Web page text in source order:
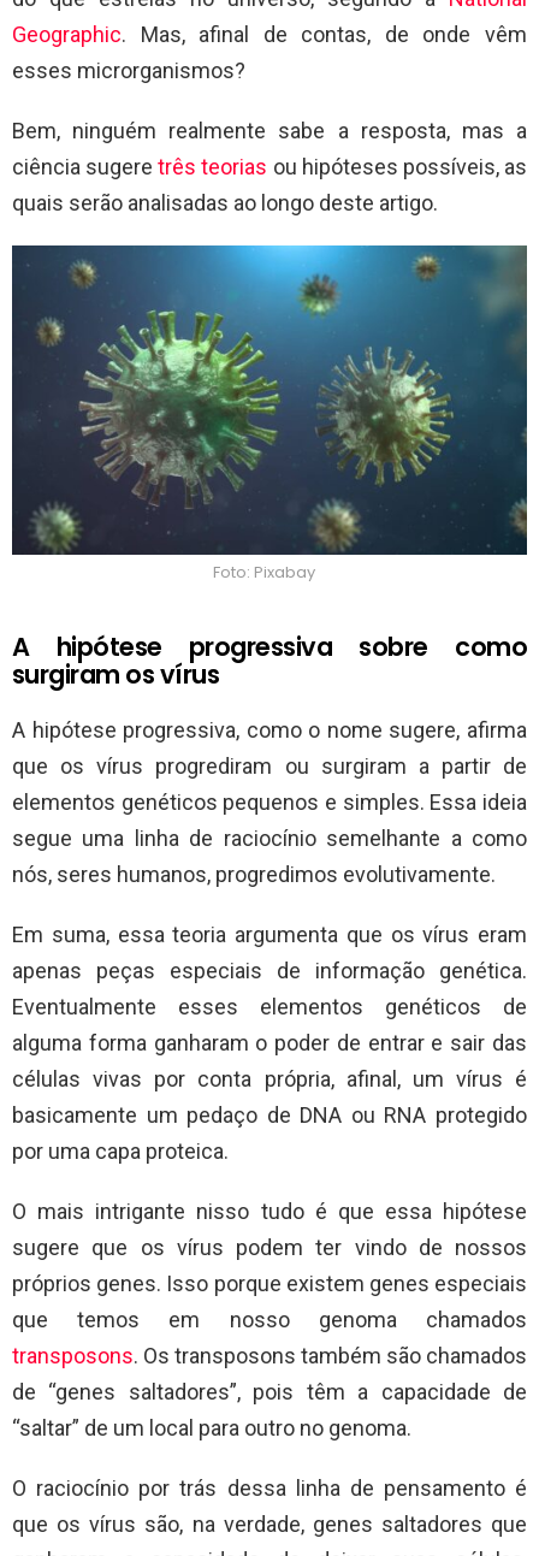
Geographic. Mas, afinal de contas, de onde vêm
esses microrganismos?
Bem, ninguém realmente sabe a resposta, mas a
ciência sugeretrês teorias ou hipóteses possíveis, as
quais serão analisadas ao longo deste artigo.
Foto: Pixabay
A hipótese progressiva sobre como
surgiram os vírus
A hipótese progressiva, como o nome sugere, afirma
que os vírus progrediram ou surgiram a partir de
elementos genéticos pequenos e simples. Essa ideia
segue uma linha de raciocínio semelhante a como
nós, seres humanos, progredimos evolutivamente.
Em suma, essa teoria argumenta que os vírus eram
apenas peças especiais de informação genética.
Eventualmente esses elementos genéticos de
alguma forma ganharam o poder de entrar e sair das
células vivas por conta própria, afinal, um vírus é
basicamente um pedaço de DNA ou RNA protegido
por uma capa proteica.
O mais intrigante nisso tudo é que essa hipótese
sugere que os vírus podem ter vindo de nossos
próprios genes. Isso porque existem genes especiais
que temos em nosso genoma chamados
transposons. Os transposons também são chamados
de “genes saltadores”, pois têm a capacidade de
“saltar” de um local para outro no genoma.
O raciocínio por trás dessa linha de pensamento é
que os vírus são, na verdade, genes saltadores que